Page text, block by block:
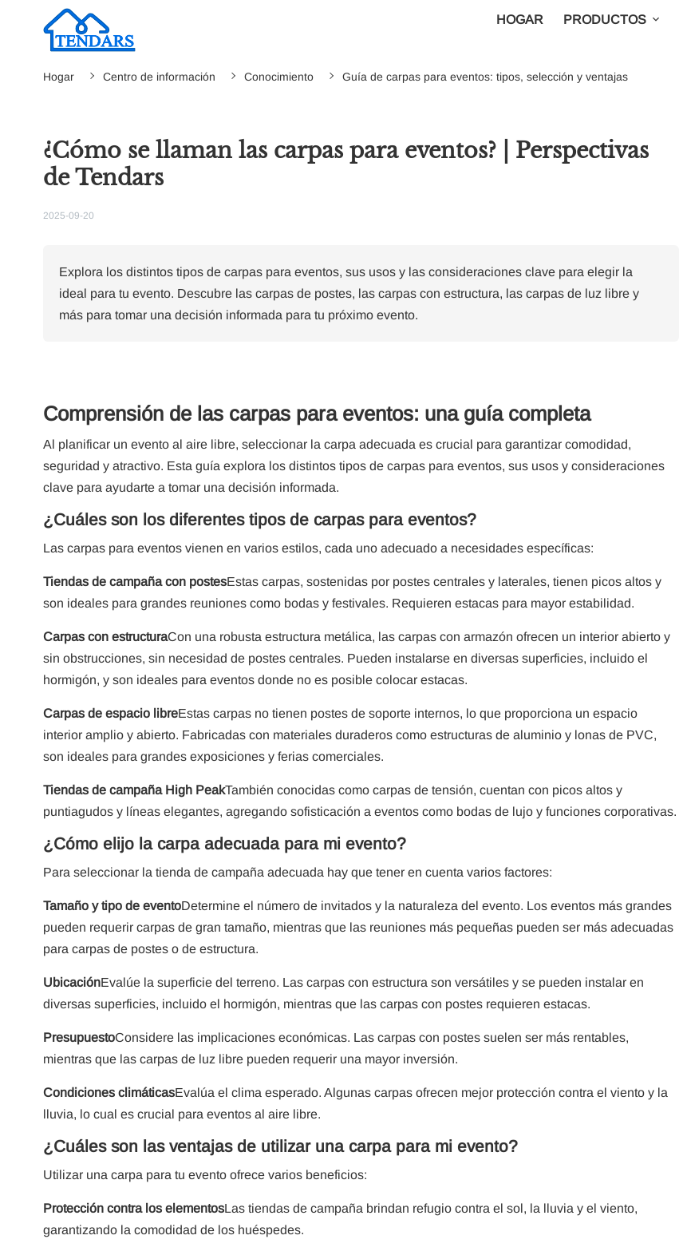
HOGAR PRODUCTOS
Hogar Centro de información Conocimiento Guía de carpas para eventos: tipos, selección y ventajas
¿Cómo se llaman las carpas para eventos? | Perspectivas
de Tendars
2025-09-20
Explora los distintos tipos de carpas para eventos, sus usos y las consideraciones clave para elegir la
ideal para tu evento. Descubre las carpas de postes, las carpas con estructura, las carpas de luz libre y
más para tomar una decisión informada para tu próximo evento.
Comprensión de las carpas para eventos: una guía completa
Al planificar un evento al aire libre, seleccionar la carpa adecuada es crucial para garantizar comodidad,
seguridad y atractivo. Esta guía explora los distintos tipos de carpas para eventos, sus usos y consideraciones
clave para ayudarte a tomar una decisión informada.
¿Cuáles son los diferentes tipos de carpas para eventos?
Las carpas para eventos vienen en varios estilos, cada uno adecuado a necesidades específicas:
Tiendas de campaña con postesEstas carpas, sostenidas por postes centrales y laterales, tienen picos altos y
son ideales para grandes reuniones como bodas y festivales. Requieren estacas para mayor estabilidad.
Carpas con estructuraCon una robusta estructura metálica, las carpas con armazón ofrecen un interior abierto y
sin obstrucciones, sin necesidad de postes centrales. Pueden instalarse en diversas superficies, incluido el
hormigón, y son ideales para eventos donde no es posible colocar estacas.
Carpas de espacio libreEstas carpas no tienen postes de soporte internos, lo que proporciona un espacio
interior amplio y abierto. Fabricadas con materiales duraderos como estructuras de aluminio y lonas de PVC,
son ideales para grandes exposiciones y ferias comerciales.
Tiendas de campaña High PeakTambién conocidas como carpas de tensión, cuentan con picos altos y
puntiagudos y líneas elegantes, agregando sofisticación a eventos como bodas de lujo y funciones corporativas.
¿Cómo elijo la carpa adecuada para mi evento?
Para seleccionar la tienda de campaña adecuada hay que tener en cuenta varios factores:
Tamaño y tipo de eventoDetermine el número de invitados y la naturaleza del evento. Los eventos más grandes
pueden requerir carpas de gran tamaño, mientras que las reuniones más pequeñas pueden ser más adecuadas
para carpas de postes o de estructura.
UbicaciónEvalúe la superficie del terreno. Las carpas con estructura son versátiles y se pueden instalar en
diversas superficies, incluido el hormigón, mientras que las carpas con postes requieren estacas.
PresupuestoConsidere las implicaciones económicas. Las carpas con postes suelen ser más rentables,
mientras que las carpas de luz libre pueden requerir una mayor inversión.
Condiciones climáticasEvalúa el clima esperado. Algunas carpas ofrecen mejor protección contra el viento y la
lluvia, lo cual es crucial para eventos al aire libre.
¿Cuáles son las ventajas de utilizar una carpa para mi evento?
Utilizar una carpa para tu evento ofrece varios beneficios:
Protección contra los elementosLas tiendas de campaña brindan refugio contra el sol, la lluvia y el viento,
garantizando la comodidad de los huéspedes.